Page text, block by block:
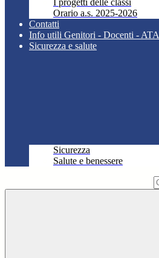
I progetti delle classi
Orario a.s. 2025-2026
Contatti
Info utili Genitori - Docenti - ATA
Sicurezza e salute
Sicurezza
Salute e benessere